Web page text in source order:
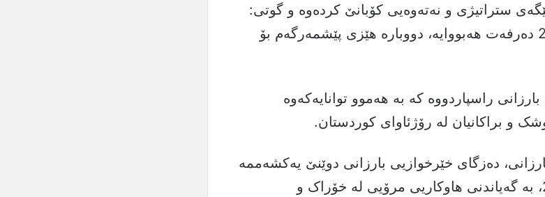
ستراتیژی و نەتەوەیی کۆبانێ کردەوە و گوتی:
ئەگەر هاوشێوەی ساڵی 2014 دەرفەت هەبووایە، دووبارە هێزی پێشمەرگەم بۆ
راسپاردووە کە بە هەموو توانایەکەوە
و براکانیان لە رۆژئاوای کوردستان.
دەزگای خێرخوازیی بارزانی دوێنێ یەکشەممە
25ی کانوونی دووەمی 2026، بە گەیاندنی هاوکاریی مرۆیی لە خۆراک و